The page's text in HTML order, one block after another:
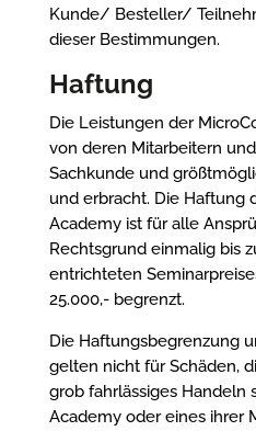
Kunde/ Besteller/
dieser Bestimmungen.
Haftung
Die Leistungen der
von deren Mitarbeitern
Sachkunde und
und erbracht. Die Haftung
Academy ist für alle
Rechtsgrund einmalig bis
entrichteten
25.000,- begrenzt.
Die Haftungsbegrenzung
gelten nicht für Schäden,
grob fahrlässiges Handeln
Academy oder eines ihrer